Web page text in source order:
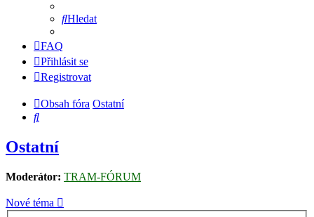
Hledat
FAQ
Přihlásit se
Registrovat
Obsah fóra Ostatní
Hledat
Ostatní
Moderátor: TRAM-FÓRUM
Nové téma